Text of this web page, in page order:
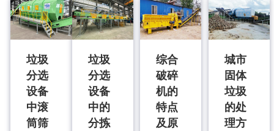
垃圾
分选
设备
中滚
筒筛
垃圾
分选
设备
中的
分拣
综合
破碎
机的
特点
及原
城市
固体
垃圾
的处
理方